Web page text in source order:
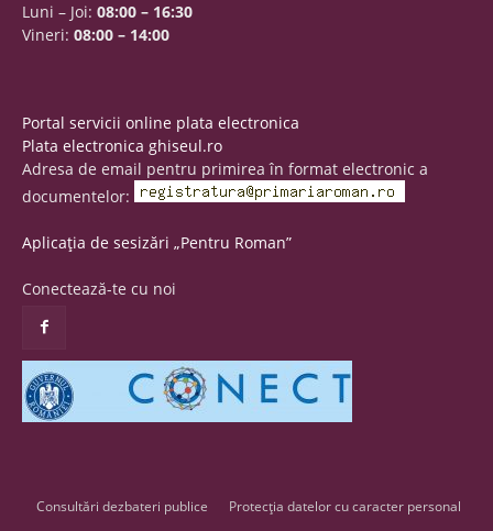
Luni – Joi: 08:00 – 16:30
Vineri: 08:00 – 14:00
Portal servicii online plata electronica
Plata electronica ghiseul.ro
Adresa de email pentru primirea în format electronic a
documentelor:
Aplicația de sesizări „Pentru Roman”
Conectează-te cu noi
Consultări dezbateri publice Protecția datelor cu caracter personal